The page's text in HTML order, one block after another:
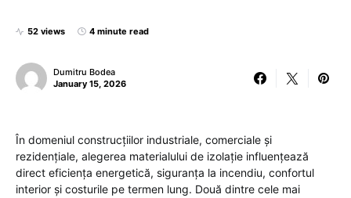
52 views 4 minute read
Dumitru Bodea
January 15, 2026
În domeniul construcțiilor industriale, comerciale și
rezidențiale, alegerea materialului de izolație influențează
direct eficiența energetică, siguranța la incendiu, confortul
interior și costurile pe termen lung. Două dintre cele mai